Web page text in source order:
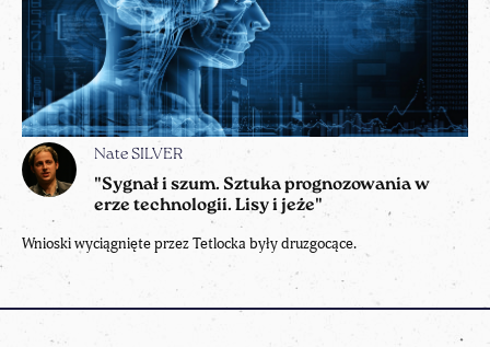
Nate SILVER
"Sygnał i szum. Sztuka prognozowania w
erze technologii. Lisy i jeże"
Wnioski wyciągnięte przez Tetlocka były druzgocące.